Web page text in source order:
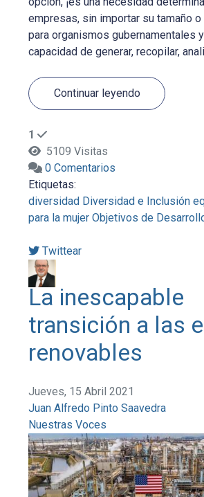
empresas, sin importar su tamaño
para organismos gubernamentales
capacidad de generar, recopilar,
Continuar leyendo
1
5109 Visitas
0 Comentarios
Etiquetas:
diversidad Diversidad e Inclusión
para la mujer Objetivos de
Twittear
La inescapable
transición a las
renovables
Jueves, 15 Abril 2021
Juan Alfredo Pinto Saavedra
Nuestras Voces